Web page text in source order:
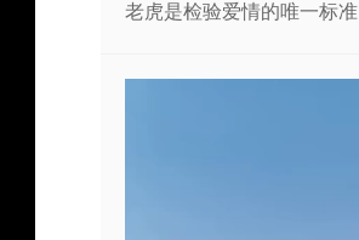
老虎是检验爱情的唯一标准